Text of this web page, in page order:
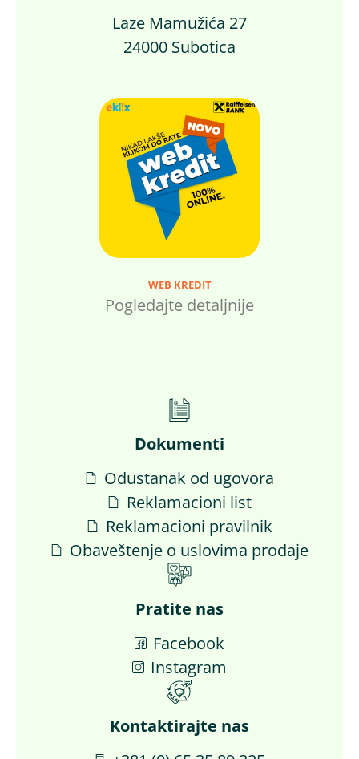
Laze Mamužića 27
24000 Subotica
WEB KREDIT
Pogledajte detaljnije
Dokumenti
Odustanak od ugovora
Reklamacioni list
Reklamacioni pravilnik
Obaveštenje o uslovima prodaje
Pratite nas
Facebook
Instagram
Kontaktirajte nas​